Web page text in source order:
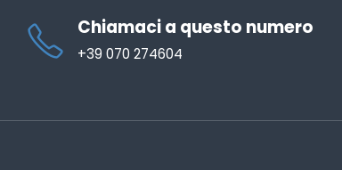
Chiamaci a questo numero
+39 070 274604